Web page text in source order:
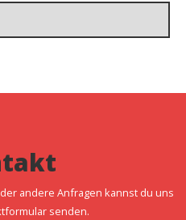
andere Anfragen kannst du uns
senden.